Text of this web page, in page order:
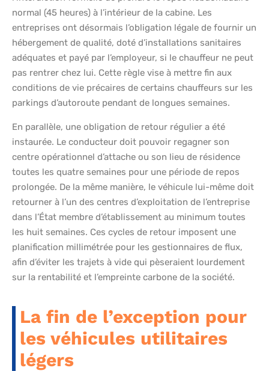
normal (45 heures) à l’intérieur de la cabine. Les
entreprises ont désormais l’obligation légale de fournir un
hébergement de qualité, doté d’installations sanitaires
adéquates et payé par l’employeur, si le chauffeur ne peut
pas rentrer chez lui. Cette règle vise à mettre fin aux
conditions de vie précaires de certains chauffeurs sur les
parkings d’autoroute pendant de longues semaines.
En parallèle, une obligation de retour régulier a été
instaurée. Le conducteur doit pouvoir regagner son
centre opérationnel d’attache ou son lieu de résidence
toutes les quatre semaines pour une période de repos
prolongée. De la même manière, le véhicule lui-même doit
retourner à l’un des centres d’exploitation de l’entreprise
dans l’État membre d’établissement au minimum toutes
les huit semaines. Ces cycles de retour imposent une
planification millimétrée pour les gestionnaires de flux,
afin d’éviter les trajets à vide qui pèseraient lourdement
sur la rentabilité et l’empreinte carbone de la société.
La fin de l’exception pour
les véhicules utilitaires
légers